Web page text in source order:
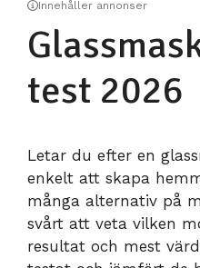
Innehåller annonser
test 2026
Letar du efter en
enkelt att skapa
många alternativ på
svårt att veta vilken
resultat och mest